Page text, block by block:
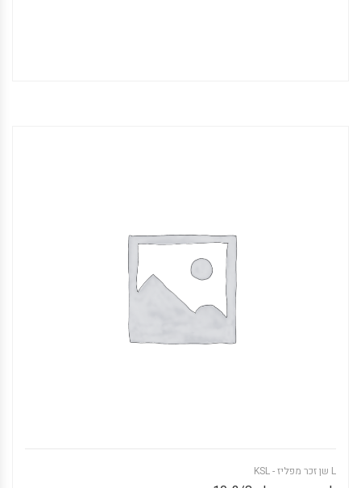
L שן זכר מפליז - KSL